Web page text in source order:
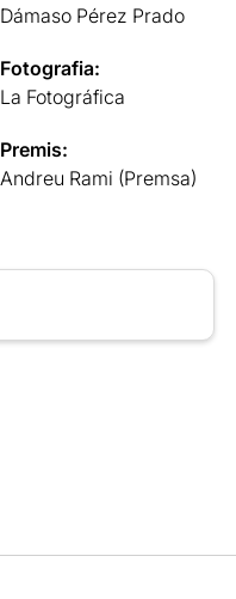
Dámaso Pérez Prado
Fotografia:
La Fotográfica
Premis:
Andreu Rami (Premsa)